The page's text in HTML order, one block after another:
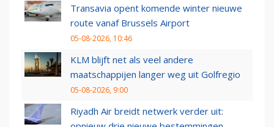
Transavia opent komende winter nieuwe
route vanaf Brussels Airport
05-08-2026, 10:46
KLM blijft net als veel andere
maatschappijen langer weg uit Golfregio
05-08-2026, 9:00
Riyadh Air breidt netwerk verder uit: